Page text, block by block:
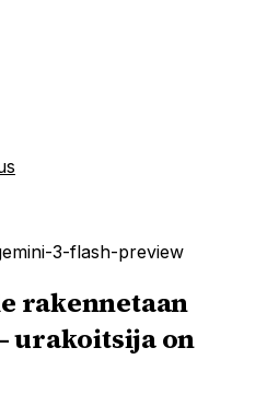
3-flash-preview
rakennetaan
urakoitsija on